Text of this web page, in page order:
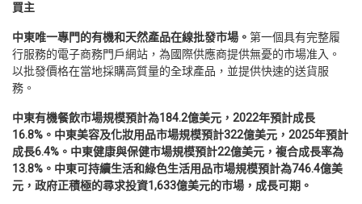
買主
中東唯一專門的有機和天然產品在線批發市場。 第一個具有完整履
行服務的電子商務門戶網站，為國際供應商提供無憂的市場准入。
以批發價格在當地採購高質量的全球產品，並提供快速的送貨服
務。
中東有機餐飲市場規模預計為184.2億美元 ， 2022年預計成長
16.8% 。 中東美容及化妝用品市場規模預計322億美元 ， 2025年預計
成長6.4% 。 中東健康與保健市場規模預計22億美元 ， 複合成長率為
13.8% 。 中東可持續生活和綠色生活用品市場規模預計為746.4億美
元 ， 政府正積極的尋求投資1,633億美元的市場 ， 成長可期 。